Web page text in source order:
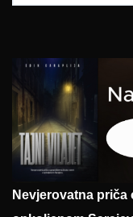
Nevjerovatna